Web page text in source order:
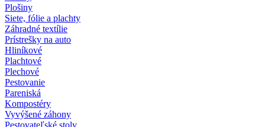
Plošiny
Siete, fólie a plachty
Záhradné textílie
Prístrešky na auto
Hliníkové
Plachtové
Plechové
Pestovanie
Pareniská
Kompostéry
Vyvýšené záhony
Pestovateľské stoly